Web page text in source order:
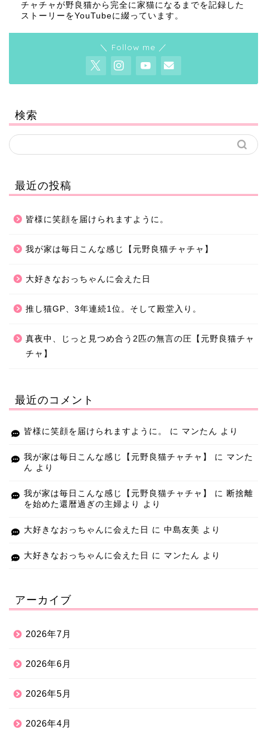
チャチャが野良猫から完全に家猫になるまでを記録した
ストーリーをYouTubeに綴っています。
＼ Follow me ／
検索
最近の投稿
皆様に笑顔を届けられますように。
我が家は毎日こんな感じ【元野良猫チャチャ】
大好きなおっちゃんに会えた日
推し猫GP、3年連続1位。そして殿堂入り。
真夜中、じっと見つめ合う2匹の無言の圧【元野良猫チャ
チャ】
最近のコメント
皆様に笑顔を届けられますように。 に マンたん より
我が家は毎日こんな感じ【元野良猫チャチャ】 に マンた
ん より
我が家は毎日こんな感じ【元野良猫チャチャ】 に 断捨離
を始めた還暦過ぎの主婦より
より
大好きなおっちゃんに会えた日 に 中島友美 より
大好きなおっちゃんに会えた日 に マンたん より
アーカイブ
2026年7月
2026年6月
2026年5月
2026年4月